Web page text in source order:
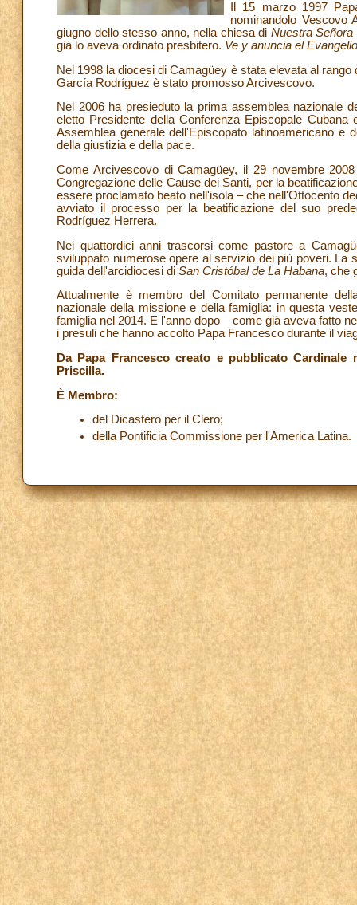
Il 15 marzo 1997
nominandolo Vescovo
giugno dello stesso anno, nella chiesa di Nuestra
già lo aveva ordinato presbitero. Ve y anuncia el Evangelio
Nel 1998 la diocesi di Camagüey è stata elevata al
García Rodríguez è stato promosso Arcivescovo.
Nel 2006 ha presieduto la prima assemblea nazionale
eletto Presidente della Conferenza Episcopale
Assemblea generale dell'Episcopato latinoamericano e
della giustizia e della pace.
Come Arcivescovo di Camagüey, il 29 novembre
Congregazione delle Cause dei Santi, per la
essere proclamato beato nell'isola – che nell'Ottocento
avviato il processo per la beatificazione del suo
Rodríguez Herrera.
Nei quattordici anni trascorsi come pastore a
sviluppato numerose opere al servizio dei più poveri.
guida dell'arcidiocesi di San Cristóbal de La Habana, che
Attualmente è membro del Comitato permanente
nazionale della missione e della famiglia: in questa
famiglia nel 2014. E l'anno dopo – come già aveva fatto
i presuli che hanno accolto Papa Francesco durante il
Da Papa Francesco creato e pubblicato
Priscilla.
È Membro:
del Dicastero per il Clero;
della Pontificia Commissione per l'America Latina.